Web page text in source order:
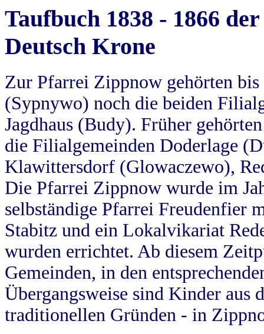
Taufbuch 1838 - 1866
Deutsch Krone
Zur Pfarrei Zippnow gehörten
(Sypnywo) noch die beiden
Jagdhaus (Budy). Früher
die Filialgemeinden Doderlage
Klawittersdorf (Glowaczewo),
Die Pfarrei Zippnow wurde im
selbständige Pfarrei Freudenfier
Stabitz und ein Lokalvikariat
wurden errichtet. Ab diesem
Gemeinden, in den
Übergangsweise sind Kinder aus
traditionellen Gründen - in